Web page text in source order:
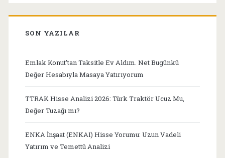
SON YAZILAR
Emlak Konut’tan Taksitle Ev Aldım. Net Bugünkü
Değer Hesabıyla Masaya Yatırıyorum
TTRAK Hisse Analizi 2026: Türk Traktör Ucuz Mu,
Değer Tuzağı mı?
ENKA İnşaat (ENKAI) Hisse Yorumu: Uzun Vadeli
Yatırım ve Temettü Analizi